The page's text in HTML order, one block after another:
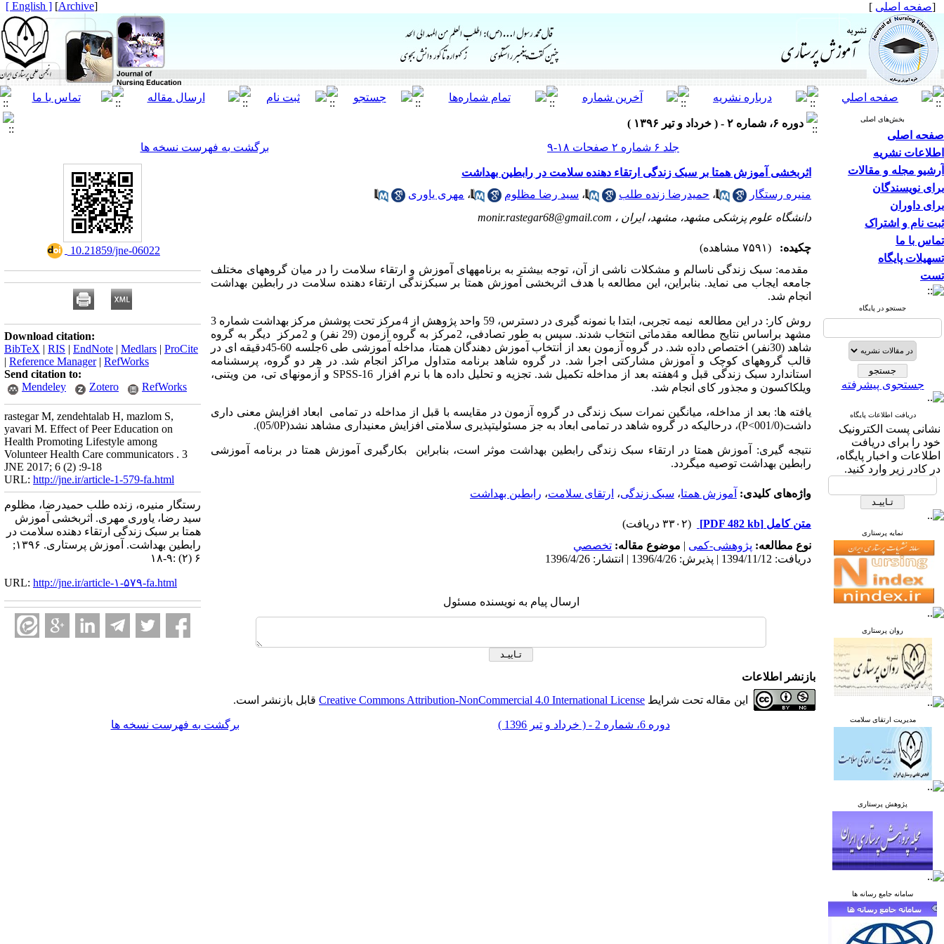
[صفحه اصلی ]
[
Archive
]
[ English ]
بخش‌های اصلی
صفحه اصلی
اطلاعات نشریه
آرشیو مجله و مقالات
برای نویسندگان
برای داوران
ثبت نام و اشتراک
تماس با ما
تسهیلات پایگاه
تست
جستجو در پایگاه
جستجوی پیشرفته
دریافت اطلاعات پایگاه
نشانی پست الکترونیک
خود را برای دریافت
اطلاعات و اخبار پایگاه،
در کادر زیر وارد کنید.
نمایه پرستاری
روان پرستاری
مدیریت ارتقای سلامت
پژوهش پرستاری
سامانه جامع رسانه ها
دوره ۶، شماره ۲ - ( خرداد و تیر ۱۳۹۶ )
جلد ۶ شماره ۲ صفحات ۱۸-۹
برگشت به فهرست نسخه ها
اثربخشی آموزش همتا بر سبک زندگی ارتقاء دهنده سلامت در رابطین بهداشت
منیره رستگار
، حمیدرضا زنده طلب ، سید رضا مظلوم ، مهری یاوری
دانشگاه علوم پزشکی مشهد، مشهد، ایران ، monir.rastegar68@gmail.com
چکیده:
(۷۵۹۱ مشاهده)
مقدمه: سبک­ زندگی ناسالم و مشکلات ناشی از آن، توجه بیشتر به برنامه­های آموزش و ارتقاء سلامت را در میان گروه­های مختلف
جامعه ایجاب می نماید. بنابراین، این مطالعه با هدف اثربخشی آموزش همتا بر سبک­زندگی ارتقاء دهنده سلامت در رابطین بهداشت
انجام شد.
روش کار: در این مطالعه نیمه تجربی، ابتدا با نمونه گیری در دسترس، 59 واحد پژوهش از 4مرکز تحت پوشش مرکز بهداشت شماره 3
مشهد براساس نتایج مطالعه مقدماتی انتخاب شدند. سپس به طور تصادفی، 2مرکز به گروه آزمون (29 نفر) و 2مرکز دیگر به گروه
شاهد (30نفر) اختصاص داده شد. در گروه آزمون بعد از انتخاب آموزش دهندگان همتا، مداخله آموزشی طی 6جلسه 60-45دقیقه ای در
قالب گروه­های کوچک و آموزش مشارکتی اجرا شد. در گروه شاهد برنامه متداول مراکز انجام شد. در هر دو گروه، پرسشنامه
استاندارد سبک زندگی قبل و 4هفته بعد از مداخله تکمیل شد. تجزیه و تحلیل داده ها با نرم افزار 16-SPSS و آزمونهای تی، من ویتنی،
ویلکاکسون و مجذور کای انجام شد.
یافته ها: بعد از مداخله، میانگین نمرات سبک زندگی در گروه آزمون در مقایسه با قبل از مداخله در تمامی ابعاد افزایش معنی داری
داشت(001/0>P)، در­حالی­که در گروه شاهد در تمامی ابعاد به جز مسئولیت­پذیری سلامتی افزایش معنی­داری مشاهد نشد(05/0
P).
نتیجه گیری: آموزش همتا در ارتقاء سبک زندگی رابطین بهداشت موثر است، بنابراین بکارگیری آموزش همتا در برنامه آموزشی
رابطین بهداشت توصیه می­گردد.
واژه‌های کلیدی: آموزش همتا، سبک زندگی، ارتقای سلامت، رابطین بهداشت
متن کامل [PDF 482 kb]
(۳۳۰۲ دریافت)
نوع مطالعه: پژوهشی-کمی | موضوع مقاله: تخصصي
دریافت: 1394/11/12 | پذیرش: 1396/4/26 | انتشار: 1396/4/26
ارسال پیام به نویسنده مسئول
‎ 10.21859/jne-06022
Download citation:
BibTeX | RIS | EndNote | Medlars | ProCite
| Reference Manager| RefWorks
Send citation to:
Mendeley
Zotero RefWorks
rastegar M, zendehtalab H, mazlom S,
yavari M. Effect of Peer Education on
Health Promoting Lifestyle among
Volunteer Health Care communicators . 3
JNE 2017; 6 (2) :9-18
URL: http://jne.ir/article-1-579-fa.html
رستگار منیره، زنده طلب حمیدرضا، مظلوم
سید رضا، یاوری مهری. اثربخشی آموزش
همتا بر سبک زندگی ارتقاء دهنده سلامت در
رابطین بهداشت. آموزش پرستاری. ۱۳۹۶;
۶ (۲) :۹-۱۸
URL: http://jne.ir/article-۱-۵۷۹-fa.html
بازنشر اطلاعات
این مقاله تحت شرایط Creative Commons Attribution-NonCommercial 4.0 International License قابل بازنشر است.
دوره 6، شماره 2 - ( خرداد و تیر 1396 ) برگشت به فهرست نسخه ها